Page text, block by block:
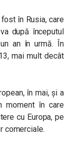
în Rusia, care
după începutul
an în urmă. În
mai mult decât
în mai, și a
moment în care
cu Europa, pe
comerciale.